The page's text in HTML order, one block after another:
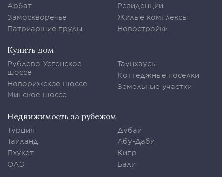
Арбат
Замоскворечье
Патриаршие пруды
Резиденции
Жилые комплексы
Новостройки
Купить дом
Рублево-Успенское
шоссе
Новорижское шоссе
Минское шоссе
Таунхаусы
Коттеджные поселки
Земельные участки
Недвижимость за рубежом
Турция
Таиланд
Пхукет
ОАЭ
Дубаи
Абу-Даби
Кипр
Бали